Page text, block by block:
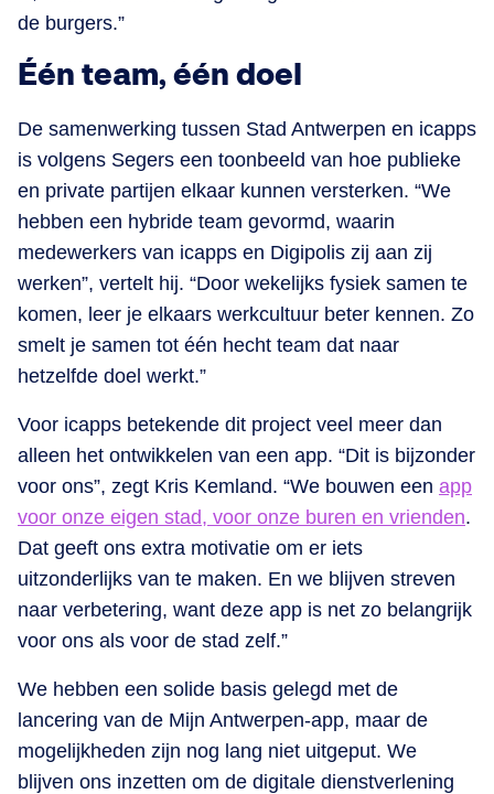
de burgers.”
Één team, één doel
De samenwerking tussen Stad Antwerpen en icapps
is volgens Segers een toonbeeld van hoe publieke
en private partijen elkaar kunnen versterken. “We
hebben een hybride team gevormd, waarin
medewerkers van icapps en Digipolis zij aan zij
werken”, vertelt hij. “Door wekelijks fysiek samen te
komen, leer je elkaars werkcultuur beter kennen. Zo
smelt je samen tot één hecht team dat naar
hetzelfde doel werkt.”
Voor icapps betekende dit project veel meer dan
alleen het ontwikkelen van een app. “Dit is bijzonder
voor ons”, zegt Kris Kemland. “We bouwen een app
voor onze eigen stad, voor onze buren en vrienden.
Dat geeft ons extra motivatie om er iets
uitzonderlijks van te maken. En we blijven streven
naar verbetering, want deze app is net zo belangrijk
voor ons als voor de stad zelf.”
We hebben een solide basis gelegd met de
lancering van de Mijn Antwerpen-app, maar de
mogelijkheden zijn nog lang niet uitgeput. We
blijven ons inzetten om de digitale dienstverlening